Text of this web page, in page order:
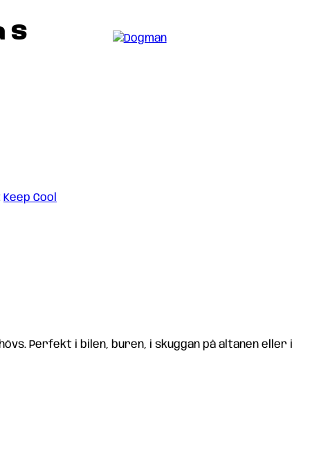
S
Keep Cool
Perfekt i bilen, buren, i skuggan på altanen eller i